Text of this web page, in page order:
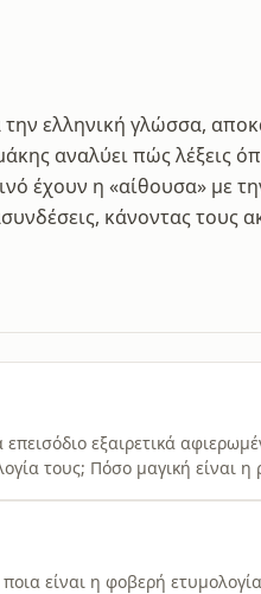
την ελληνική γλώσσα,
αναλύει πώς λέξεις
έχουν η «αίθουσα» με
κάνοντας τους
εξαιρετικά
τους; Πόσο μαγική είναι η
είναι η φοβερή